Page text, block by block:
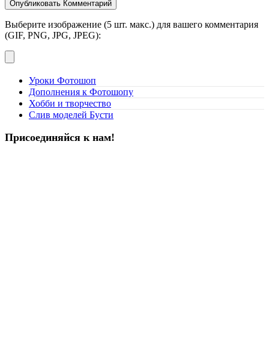
Выберите изображение (5 шт. макс.) для вашего комментария
(GIF, PNG, JPG, JPEG):
Уроки Фотошоп
Дополнения к Фотошопу
Хобби и творчество
Слив моделей Бусти
Присоединяйся к нам!